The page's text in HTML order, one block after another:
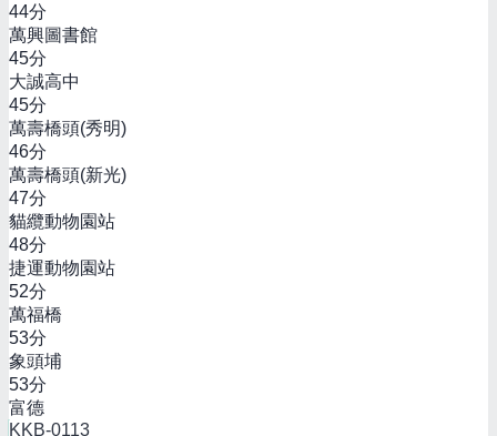
44分
萬興圖書館
45分
大誠高中
45分
萬壽橋頭(秀明)
46分
萬壽橋頭(新光)
47分
貓纜動物園站
48分
捷運動物園站
52分
萬福橋
53分
象頭埔
53分
富德
KKB-0113